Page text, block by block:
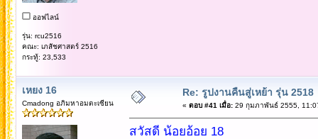
ออฟไลน์
รุ่น: rcu2516
คณะ: เภสัชศาสตร์ 2516
กระทู้: 23,533
เหยง 16
Cmadong อภิมหาอมตะเซียน
Re: รูปงานคืนสู่เหย้า รุ่น 2518
« ตอบ #41 เมื่อ:29 กุมภาพันธ์ 2555,
สวัสดี น้อยอ้อย 18